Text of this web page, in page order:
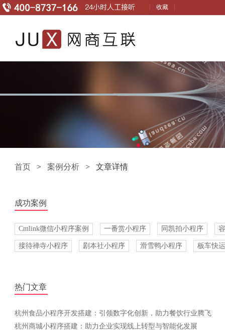
收藏
首页 >案例分析 > 文章详情
成功案例
Cmlink微信小程序案例 一番赏小程序 同凯拍小程序
接待禅寺小程序 剧本社小程序 滑雪鸭小程序 板车快
热门文章
杭州食品小程序开发搭建：引领数字化创新，助力餐饮行业腾飞
杭州商城小程序搭建：助力企业实现线上转型与智能化发展